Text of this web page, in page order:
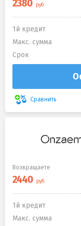
1й кредит
Макс. сумма
Срок
Сравнить
Возвращаете
1й кредит
Макс. сумма